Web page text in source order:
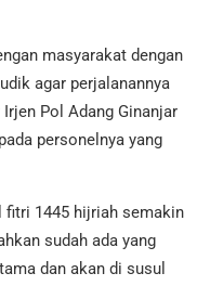
masyarakat dengan
agar perjalanannya
Pol Adang Ginanjar
personelnya yang
fitri 1445 hijriah semakin
sudah ada yang
dan akan di susul